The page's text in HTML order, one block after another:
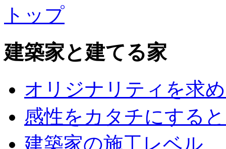
トップ
建築家と建てる家
オリジナリティを求
感性をカタチにする
建築家の施工レベル